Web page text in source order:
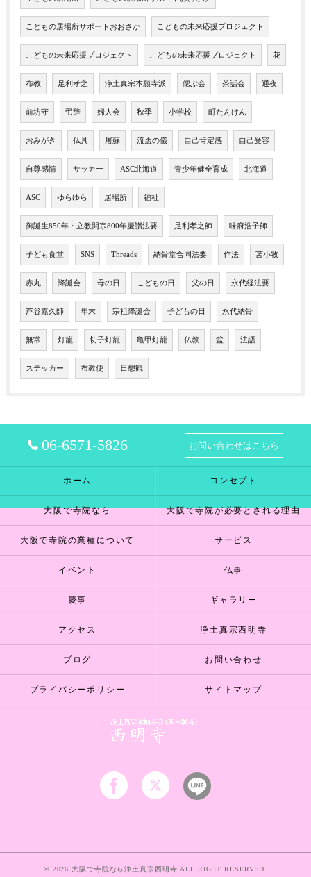
こどもの居場所サポートおおさか こどもの未来応援プロジェクト
こどもの未来応援プロジェクト こどもの未来応援プロジェクト 花
布教 足利孝之 浄土真宗本願寺派 偲ぶ会 茶話会 通夜
前坊守 弔辞 婦人会 秋季 小学校 町たんけん
おみがき 仏具 屠蘇 流盃の儀 自己肯定感 自己受容
自尊感情 サッカー ASC北海道 青少年健全育成 北海道
ASC ゆらゆら 居場所 福祉
御誕生850年・立教開宗800年慶讃法要 足利孝之師 味府浩子師
子ども食堂 SNS Threads 納骨堂合同法要 作法 苫小牧
赤丸 降誕会 母の日 こどもの日 父の日 永代経法要
芦谷嘉久師 年末 宗祖降誕会 子どもの日 永代納骨
無常 灯籠 切子灯籠 亀甲灯籠 仏教 盆 法語
ステッカー 布教使 日想観
06-6571-5826 お問い合わせはこちら
ホーム コンセプト
大阪で寺院なら 大阪で寺院が必要とされる理由
大阪で寺院の業種について サービス
イベント 仏事
慶事 ギャラリー
アクセス 浄土真宗西明寺
ブログ お問い合わせ
プライバシーポリシー サイトマップ
© 2026 大阪で寺院なら浄土真宗西明寺 ALL RIGHT RESERVED.